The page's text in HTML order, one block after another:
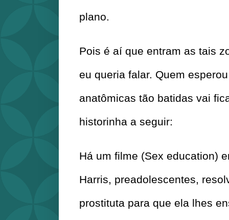
plano.
Pois é aí que entram as tais
eu queria falar. Quem
anatômicas tão batidas vai
historinha a seguir:
Há um filme (Sex education)
Harris, preadolescentes,
prostituta para que ela lhes